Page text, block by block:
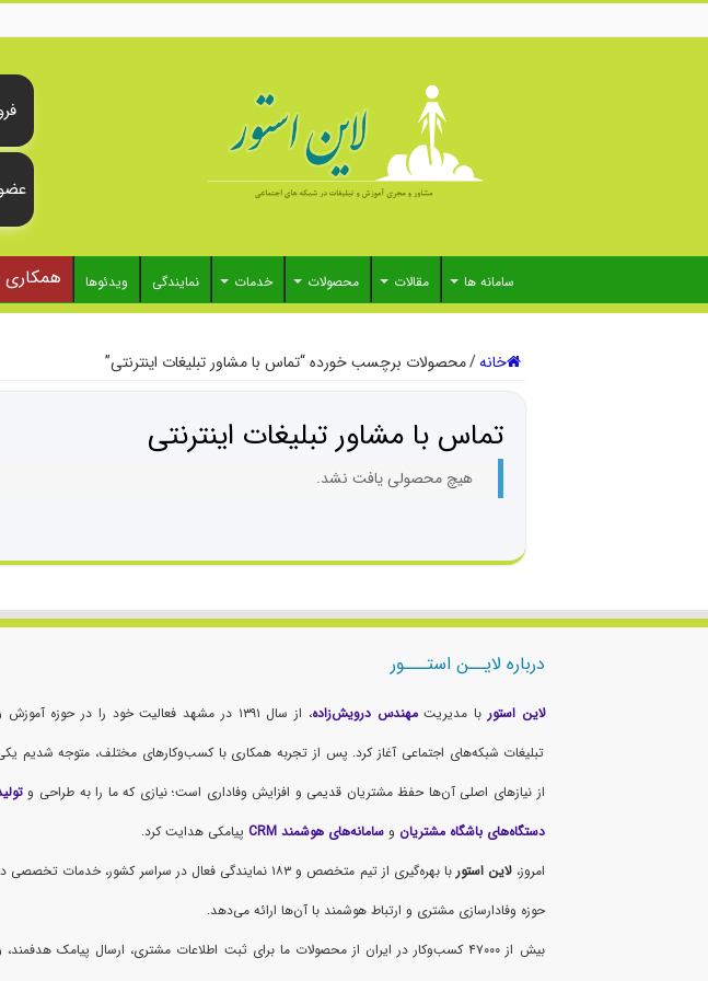
سامانه ها مقالات محصولات خدمات نمایندگی ویدئوها
خانه/محصولات برچسب خورده “تماس با مشاور تبلیغات اینترنتی”
تماس با مشاور تبلیغات اینترنتی
هیچ محصولی یافت نشد.
درباره لایــن استـــور
لاین استور با مدیریتمهندس درویش‌زاده
، از سال ۱۳۹۱ در مشهد فعالیت خود را در حوزه آموزش
تبلیغات شبکه‌های اجتماعی آغاز کرد. پس از تجربه همکاری با کسب‌وکارهای مختلف، متوجه شدیم
از نیازهای اصلی آن‌ها حفظ مشتریان قدیمی و افزایش وفاداری است؛ نیازی که ما را به طراحی و
دستگاه‌های باشگاه مشتریان وسامانه‌های هوشمند CRM
پیامکی هدایت کرد.
امروز،لاین استور
با بهره‌گیری از تیم متخصص و ۱۸۳ نمایندگی فعال در سراسر کشور، خدمات تخصصی
حوزه وفادارسازی مشتری و ارتباط هوشمند با آن‌ها ارائه می‌دهد.
بیش از ۴۷۰۰۰ کسب‌وکار در ایران از محصولات ما برای ثبت اطلاعات مشتری، ارسال پیامک هدفمند،